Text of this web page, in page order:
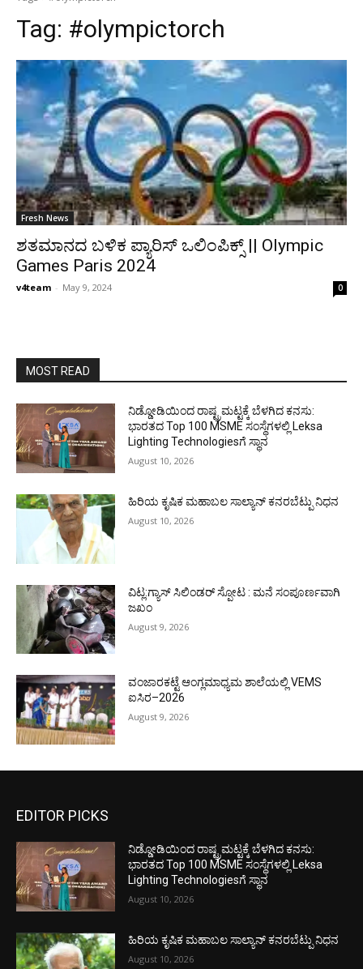
Tag: #olympictorch
Fresh News
ಶತಮಾನದ ಬಳಿಕ ಪ್ಯಾರಿಸ್ ಒಲಿಂಪಿಕ್ಸ್ || Olympic
Games Paris 2024
v4team - May 9, 2024 0
MOST READ
ನಿಡ್ಡೋಡಿಯಿಂದ ರಾಷ್ಟ್ರಮಟ್ಟಕ್ಕೆ ಬೆಳಗಿದ ಕನಸು:
ಭಾರತದ Top 100 MSME ಸಂಸ್ಥೆಗಳಲ್ಲಿ Leksa
Lighting Technologiesಗೆ ಸ್ಥಾನ
August 10, 2026
ಹಿರಿಯ ಕೃಷಿಕ ಮಹಾಬಲ ಸಾಲ್ಯಾನ್ ಕನರಬೆಟ್ಪು ನಿಧನ
August 10, 2026
ವಿಟ್ಲ:ಗ್ಯಾಸ್ ಸಿಲಿಂಡರ್ ಸ್ಪೋಟ : ಮನೆ ಸಂಪೂರ್ಣವಾಗಿ
ಜಖಂ
August 9, 2026
ವಂಜಾರಕಟ್ಟೆ ಆಂಗ್ಲಮಾಧ್ಯಮ ಶಾಲೆಯಲ್ಲಿ VEMS
ಐಸಿರ–2026
August 9, 2026
EDITOR PICKS
ನಿಡ್ಡೋಡಿಯಿಂದ ರಾಷ್ಟ್ರಮಟ್ಟಕ್ಕೆ ಬೆಳಗಿದ ಕನಸು:
ಭಾರತದ Top 100 MSME ಸಂಸ್ಥೆಗಳಲ್ಲಿ Leksa
Lighting Technologiesಗೆ ಸ್ಥಾನ
August 10, 2026
ಹಿರಿಯ ಕೃಷಿಕ ಮಹಾಬಲ ಸಾಲ್ಯಾನ್ ಕನರಬೆಟ್ಪು ನಿಧನ
August 10, 2026